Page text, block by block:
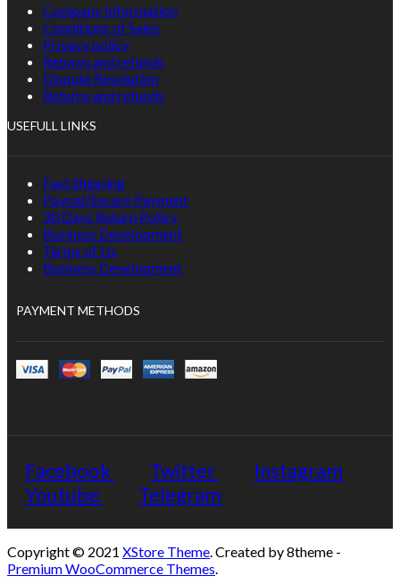
Company Information
Conditions of Sales
Privacy policy
Returns and refunds
Dispute Resolution
Returns and refunds
USEFULL LINKS
Fast Shipping
Paypal/Secure Payment
30 Days Return Policy
Business Development
Terms of Us
Business Development
PAYMENT METHODS
Facebook Twitter
Instagram
Youtube
Telegram
Copyright © 2021 XStore Theme . Created by 8theme -
Premium WooCommerce Themes